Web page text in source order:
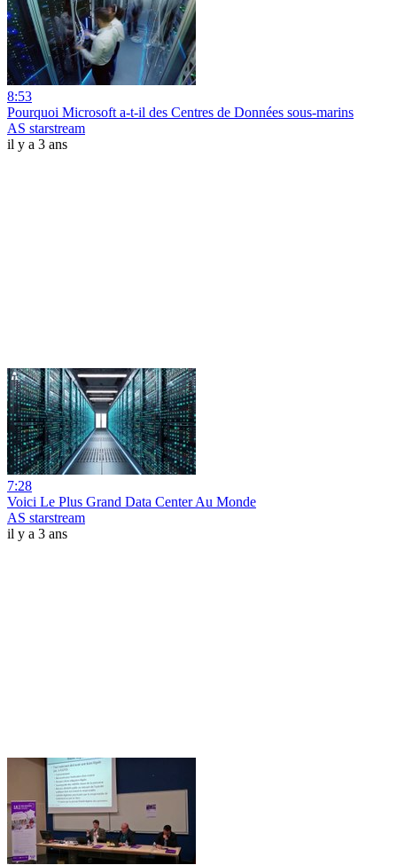
8:53
Pourquoi Microsoft a-t-il des Centres de Données sous-marins
AS starstream
il y a 3 ans
7:28
Voici Le Plus Grand Data Center Au Monde
AS starstream
il y a 3 ans